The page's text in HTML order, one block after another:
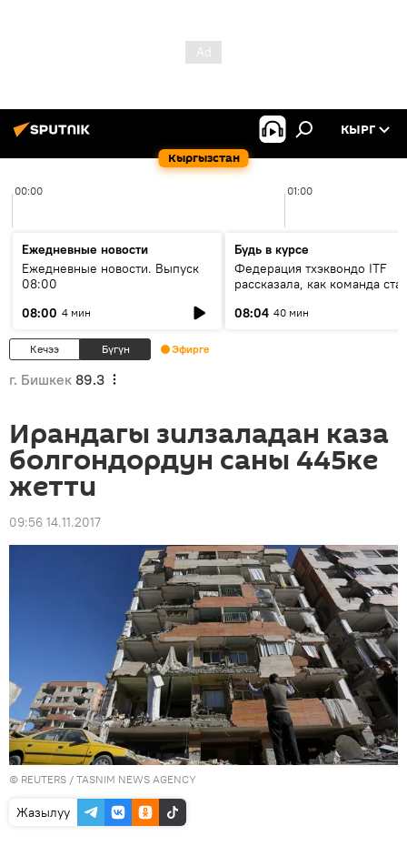
Кыргызстан
КЫРГ
00:00 01:00
Ежедневные новости
Ежедневные новости. Выпуск
08:00
08:00 4 мин
Будь в курсе
Федерация тхэквондо ITF
рассказала, как команда
08:04 40 мин
Кечээ Бүгүн Эфирге
г. Бишкек 89.3
Ирандагы зилзаладан каза
болгондордун саны 445ке
жетти
09:56 14.11.2017
© REUTERS / TASNIM NEWS AGENCY
Жазылуу